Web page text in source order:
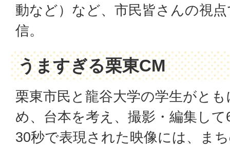
動など）など、市民皆さんの視
信。
うますぎる栗東CM
栗東市民と龍谷大学の学生がと
め、台本を考え、撮影・編集し
30秒で表現された映像には、ま